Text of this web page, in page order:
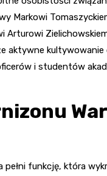
Markowi
Arturowi
aktywne
i studentów
pełni funkcję, która